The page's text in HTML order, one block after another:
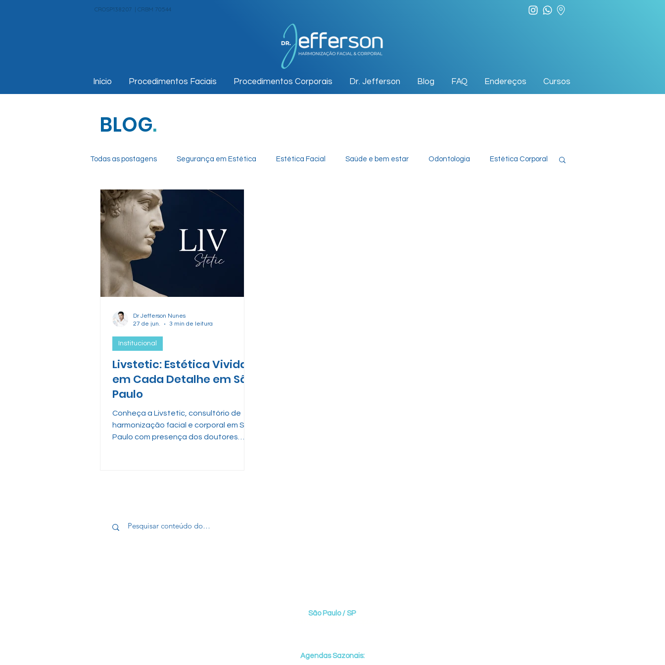
CROSP138207 | CRBM 70544
Início Procedimentos Faciais Procedimentos Corporais Dr. Jefferson Blog FAQ Endereços Cursos
BLOG.
Todas as postagens Segurança em Estética Estética Facial Saúde e bem estar Odontologia Estética Corporal
Nutrição Estética Rinomodelação
Livstetic: Estética Vivida
em Cada Detalhe em São
Paulo
Conheça a Livstetic, consultório de
harmonização facial e corporal em São
Paulo com presença dos doutores
Institucional
Dr Jefferson Nunes
27 de jun.
3 min de leitura
São Paulo / SP
Agendas Sazonais: